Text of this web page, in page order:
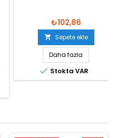
₺102,86
 Sepete ekle
Daha fazla
 Stokta VAR